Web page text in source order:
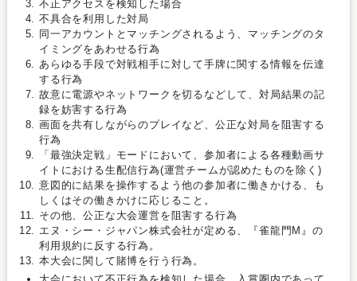
不正アクセスを検知した場合
不具合を利用した対局
同一アカウントとマッチングされるよう、マッチングのタ
イミングをあわせる行為
あらゆる手段で対戦相手に対して手牌に関する情報を伝達
する行為
故意に電源やネットワークを切るなどして、対局結果の記
録を妨害する行為
画面を共有しながらのプレイなど、公正な対局を阻害する
行為
「最強決定戦」モードにおいて、参加者による各種動画サ
イトにおける生配信行為(運営チームが認めたものを除く)
意図的に結果を操作するよう他の参加者に働きかける、も
しくはその働きかけに応じること。
その他、公正な大会運営を阻害する行為
エヌ・シー・ジャパン株式会社が定める、『雀龍門M』の
利用規約に反する行為。
本大会に関して賭博を行う行為。